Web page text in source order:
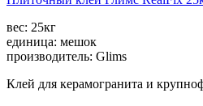
вес: 25кг
единица: мешок
производитель: Glims
Клей для керамогранита и